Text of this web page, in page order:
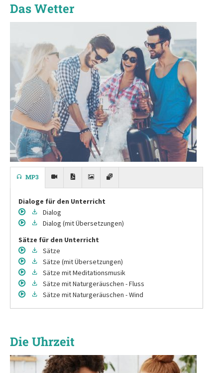
Das Wetter
MP3
Dialoge für den Unterricht
Dialog
Dialog (mit Übersetzungen)
Sätze für den Unterricht
Sätze
Sätze (mit Übersetzungen)
Sätze mit Meditationsmusik
Sätze mit Naturgeräuschen - Fluss
Sätze mit Naturgeräuschen - Wind
Die Uhrzeit